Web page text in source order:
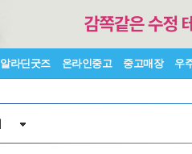
알라딘굿즈 온라인중고 중고매장 우